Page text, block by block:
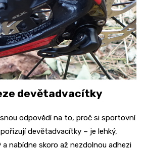
devětadvacítky
odpovědí na to, proč si sportovní
devětadvacítky – je lehký,
nabídne skoro až nezdolnou adhezi